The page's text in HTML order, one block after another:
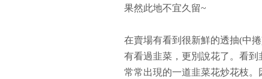
果然此地不宜久留~
在賣場有看到很新鮮的透抽(中
有看過韭菜，更別說花了。看
常常出現的一道韭菜花炒花枝